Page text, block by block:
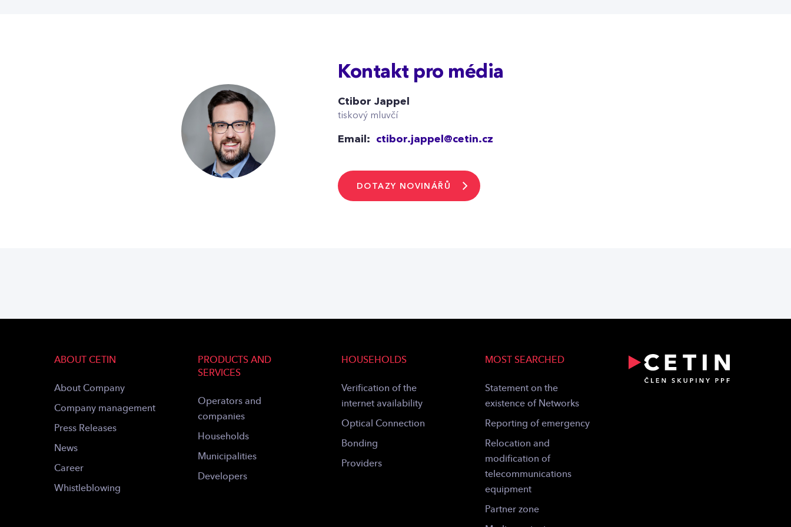
Kontakt pro média
Ctibor Jappel
tiskový mluvčí
Email: ctibor.jappel@cetin.cz
DOTAZY NOVINÁŘŮ
ABOUT CETIN
About Company
Company management
Press Releases
News
Career
Whistleblowing
PRODUCTS AND
SERVICES
Operators and
companies
Households
Municipalities
Developers
HOUSEHOLDS
Verification of the
internet availability
Optical Connection
Bonding
Providers
MOST SEARCHED
Statement on the
existence of Networks
Reporting of emergency
Relocation and
modification of
telecommunications
equipment
Partner zone